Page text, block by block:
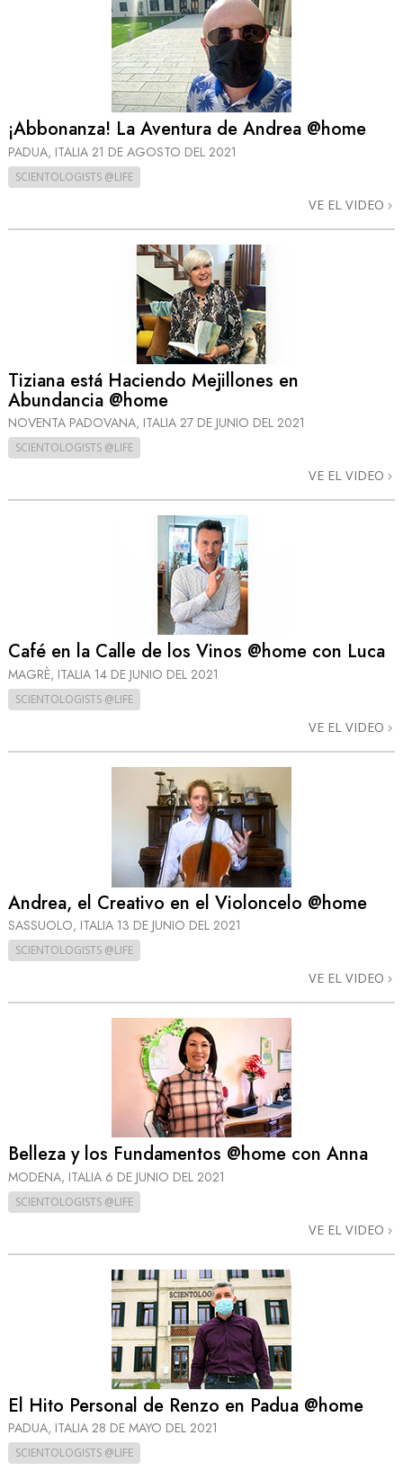
¡Abbonanza! La Aventura de Andrea @home
PADUA, ITALIA 21 DE AGOSTO DEL 2021
SCIENTOLOGISTS @LIFE
VE EL VIDEO
Tiziana está Haciendo Mejillones en
Abundancia @home
NOVENTA PADOVANA, ITALIA 27 DE JUNIO DEL 2021
SCIENTOLOGISTS @LIFE
VE EL VIDEO
Café en la Calle de los Vinos @home con Luca
MAGRÈ, ITALIA 14 DE JUNIO DEL 2021
SCIENTOLOGISTS @LIFE
VE EL VIDEO
Andrea, el Creativo en el Violoncelo @home
SASSUOLO, ITALIA 13 DE JUNIO DEL 2021
SCIENTOLOGISTS @LIFE
VE EL VIDEO
Belleza y los Fundamentos @home con Anna
MODENA, ITALIA 6 DE JUNIO DEL 2021
SCIENTOLOGISTS @LIFE
VE EL VIDEO
El Hito Personal de Renzo en Padua @home
PADUA, ITALIA 28 DE MAYO DEL 2021
SCIENTOLOGISTS @LIFE